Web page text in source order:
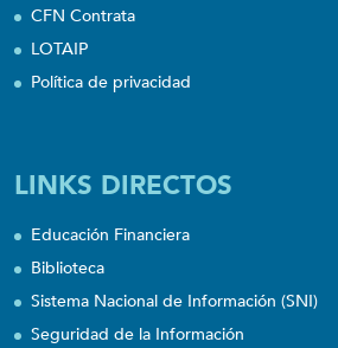
CFN Contrata
LOTAIP
Política de privacidad
LINKS DIRECTOS
Educación Financiera
Biblioteca
Sistema Nacional de Información (SNI)
Seguridad de la Información